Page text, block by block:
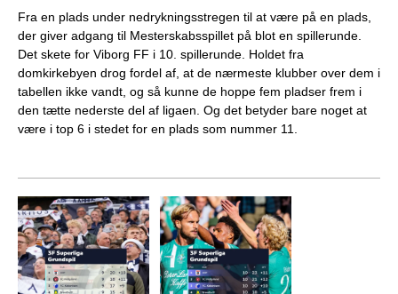
Fra en plads under nedrykningsstregen til at være på en plads,
der giver adgang til Mesterskabsspillet på blot en spillerunde.
Det skete for Viborg FF i 10. spillerunde. Holdet fra
domkirkebyen drog fordel af, at de nærmeste klubber over dem i
tabellen ikke vandt, og så kunne de hoppe fem pladser frem i
den tætte nederste del af ligaen. Og det betyder bare noget at
være i top 6 i stedet for en plads som nummer 11.